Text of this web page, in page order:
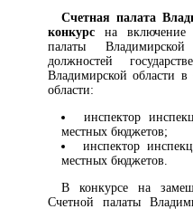
Счетная палата
конкурс на включение
палаты
должностей
Владимирской области
области:
инспектор
местных бюджетов;
инспектор
местных бюджетов.
В конкурсе на
Счетной палаты